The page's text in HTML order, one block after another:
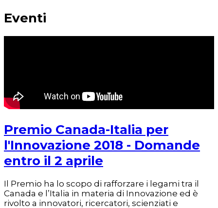
Eventi
Premio Canada-Italia per
l'Innovazione 2018 - Domande
entro il 2 aprile
Il Premio ha lo scopo di rafforzare i legami tra il
Canada e l’Italia in materia di Innovazione ed è
rivolto a innovatori, ricercatori, scienziati e